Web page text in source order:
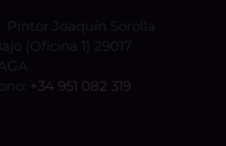
Pintor Joaquín Sorolla
(Oficina 1) 29017
+34 951 082 319